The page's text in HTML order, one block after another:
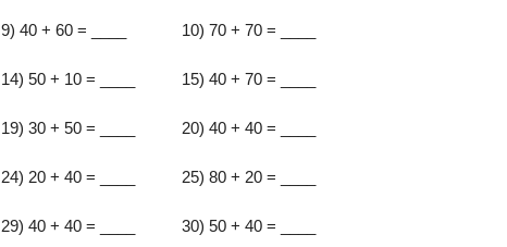
9) 40 + 60 = ____ 10) 70 + 70 = ____
14) 50 + 10 = ____ 15) 40 + 70 = ____
19) 30 + 50 = ____ 20) 40 + 40 = ____
24) 20 + 40 = ____ 25) 80 + 20 = ____
29) 40 + 40 = ____ 30) 50 + 40 = ____